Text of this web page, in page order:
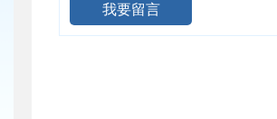
我要留言